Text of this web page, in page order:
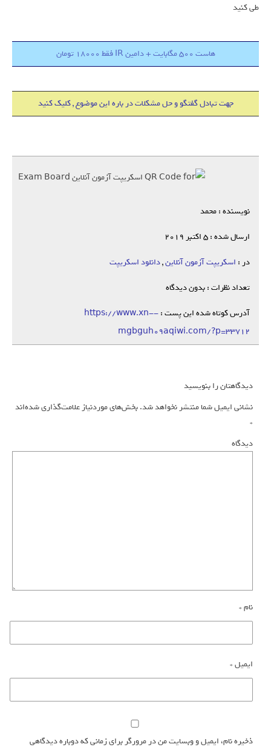
طی کنید
هاست 500 مگابایت + دامین IR فقط 18000 تومان
جهت تبادل گفتگو و حل مشکلات در باره این موضوع , کلیک کنید
نویسنده : محمد
ارسال شده : 5 اکتبر 2019
در : اسکریپت آزمون آنلاین,دانلود اسکریپت
تعداد نظرات : بدون دیدگاه
آدرس کوتاه شده این پست :https://www.xn--
mgbguh09aqiwi.com/?p=33712
دیدگاهتان را بنویسید
نشانی ایمیل شما منتشر نخواهد شد.بخش‌های موردنیاز علامت‌گذاری شده‌اند
*
دیدگاه
نام*
ایمیل*
ذخیره نام، ایمیل و وبسایت من در مرورگر برای زمانی که دوباره دیدگاهی